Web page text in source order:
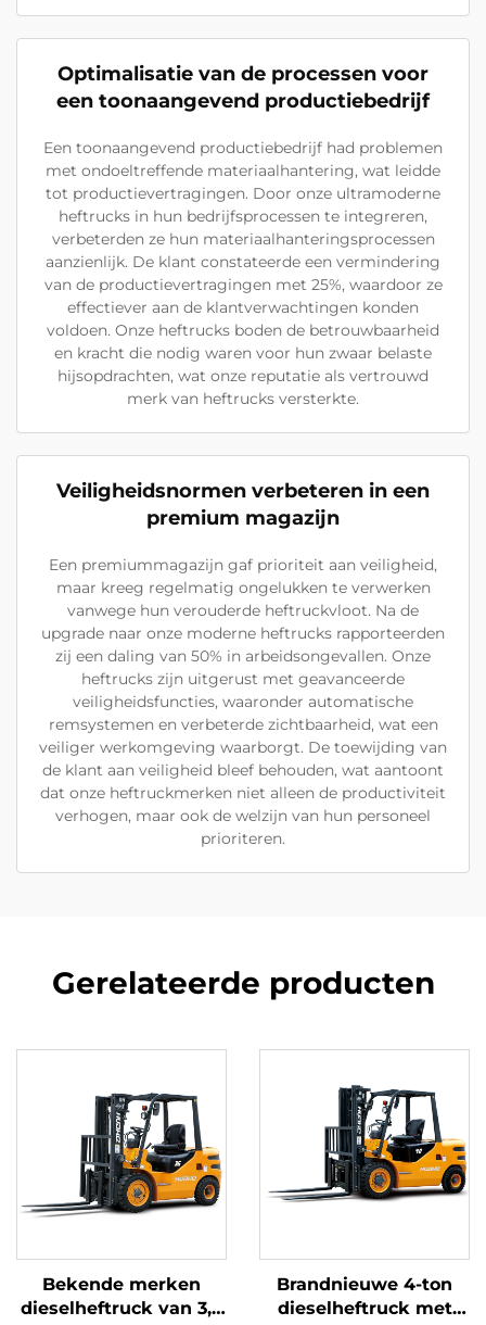
Optimalisatie van de processen voor
een toonaangevend productiebedrijf
Een toonaangevend productiebedrijf had problemen
met ondoeltreffende materiaalhantering, wat leidde
tot productievertragingen. Door onze ultramoderne
heftrucks in hun bedrijfsprocessen te integreren,
verbeterden ze hun materiaalhanteringsprocessen
aanzienlijk. De klant constateerde een vermindering
van de productievertragingen met 25%, waardoor ze
effectiever aan de klantverwachtingen konden
voldoen. Onze heftrucks boden de betrouwbaarheid
en kracht die nodig waren voor hun zwaar belaste
hijsopdrachten, wat onze reputatie als vertrouwd
merk van heftrucks versterkte.
Veiligheidsnormen verbeteren in een
premium magazijn
Een premiummagazijn gaf prioriteit aan veiligheid,
maar kreeg regelmatig ongelukken te verwerken
vanwege hun verouderde heftruckvloot. Na de
upgrade naar onze moderne heftrucks rapporteerden
zij een daling van 50% in arbeidsongevallen. Onze
heftrucks zijn uitgerust met geavanceerde
veiligheidsfuncties, waaronder automatische
remsystemen en verbeterde zichtbaarheid, wat een
veiliger werkomgeving waarborgt. De toewijding van
de klant aan veiligheid bleef behouden, wat aantoont
dat onze heftruckmerken niet alleen de productiviteit
verhogen, maar ook de welzijn van hun personeel
prioriteren.
Gerelateerde producten
Bekende merken
dieselheftruck van 3,5
Brandnieuwe 4-ton
dieselheftruck met